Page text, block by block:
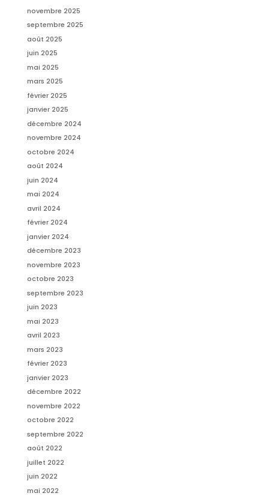
novembre 2025
septembre 2025
août 2025
juin 2025
mai 2025
mars 2025
février 2025
janvier 2025
décembre 2024
novembre 2024
octobre 2024
août 2024
juin 2024
mai 2024
avril 2024
février 2024
janvier 2024
décembre 2023
novembre 2023
octobre 2023
septembre 2023
juin 2023
mai 2023
avril 2023
mars 2023
février 2023
janvier 2023
décembre 2022
novembre 2022
octobre 2022
septembre 2022
août 2022
juillet 2022
juin 2022
mai 2022